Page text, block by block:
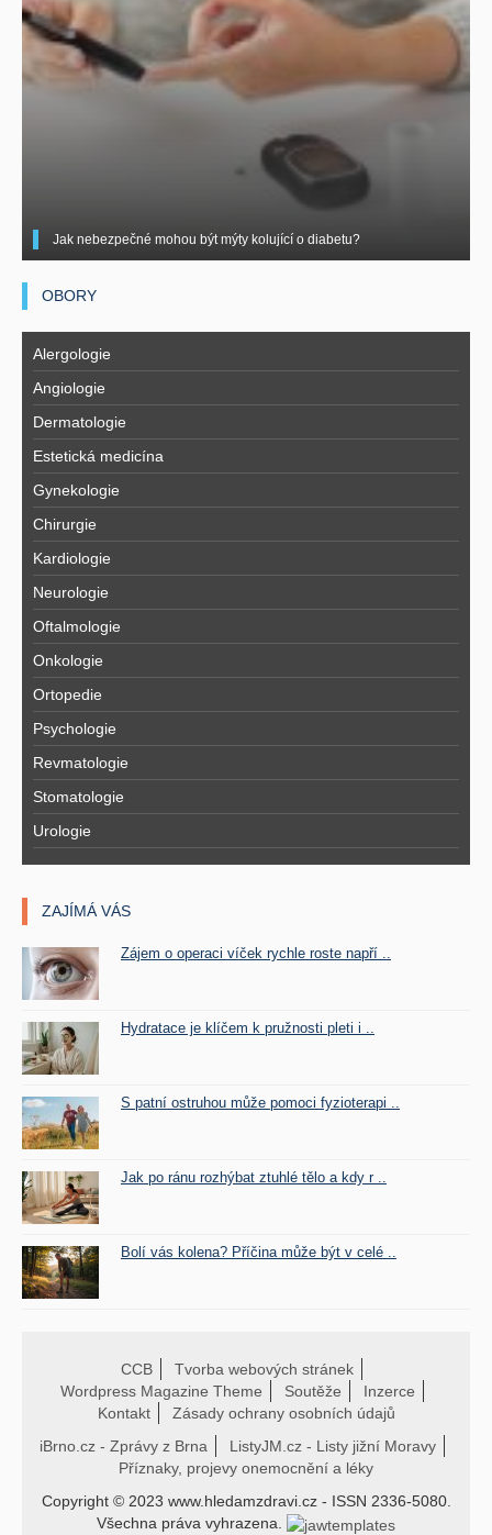
Jak nebezpečné mohou být mýty kolující o diabetu?
OBORY
Alergologie
Angiologie
Dermatologie
Estetická medicína
Gynekologie
Chirurgie
Kardiologie
Neurologie
Oftalmologie
Onkologie
Ortopedie
Psychologie
Revmatologie
Stomatologie
Urologie
ZAJÍMÁ VÁS
Zájem o operaci víček rychle roste napří ..
Hydratace je klíčem k pružnosti pleti i ..
S patní ostruhou může pomoci fyzioterapi ..
Jak po ránu rozhýbat ztuhlé tělo a kdy r ..
Bolí vás kolena? Příčina může být v celé ..
CCB
Tvorba webových stránek
Wordpress Magazine Theme
Soutěže
Inzerce
Kontakt
Zásady ochrany osobních údajů
iBrno.cz - Zprávy z Brna
ListyJM.cz - Listy jižní Moravy
Příznaky, projevy onemocnění a léky
Copyright © 2023 www.hledamzdravi.cz - ISSN 2336-5080.
Všechna práva vyhrazena.